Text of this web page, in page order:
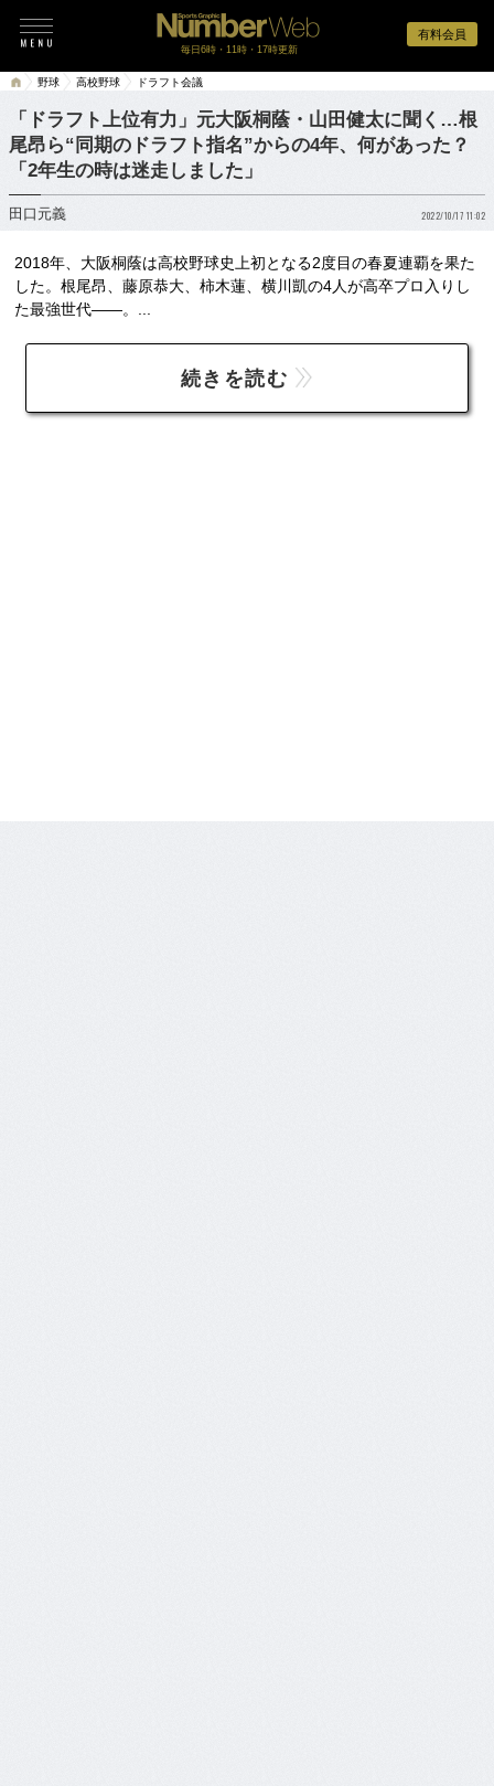
有料会員
毎日6時・11時・17時更新
野球 高校野球 ドラフト会議
「ドラフト上位有力」元大阪桐蔭・山田健太に聞く…根
尾昂ら“同期のドラフト指名”からの4年、何があった？
「2年生の時は迷走しました」
田口元義 2022/10/17 11:02
2018年、大阪桐蔭は高校野球史上初となる2度目の春夏連覇を果た
した。根尾昂、藤原恭大、柿木蓮、横川凱の4人が高卒プロ入りし
た最強世代――。...
続きを読む